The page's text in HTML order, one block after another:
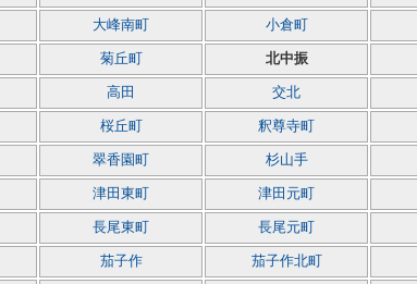
大峰南町 小倉町
菊丘町 北中振
高田 交北
桜丘町 釈尊寺町
翠香園町 杉山手
津田東町 津田元町
長尾東町 長尾元町
茄子作 茄子作北町